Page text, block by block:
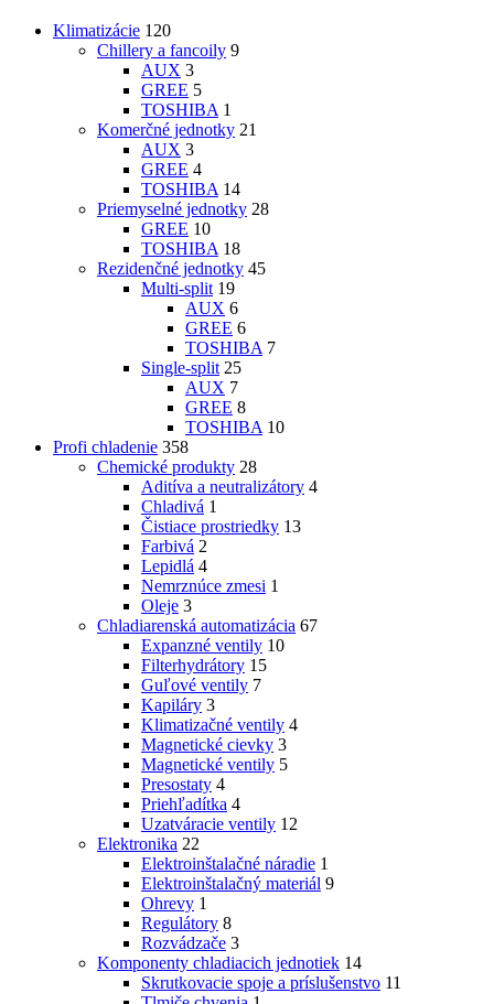
Klimatizácie 120
Chillery a fancoily 9
AUX 3
GREE 5
TOSHIBA 1
Komerčné jednotky 21
AUX 3
GREE 4
TOSHIBA 14
Priemyselné jednotky 28
GREE 10
TOSHIBA 18
Rezidenčné jednotky 45
Multi-split 19
AUX 6
GREE 6
TOSHIBA 7
Single-split 25
AUX 7
GREE 8
TOSHIBA 10
Profi chladenie 358
Chemické produkty 28
Aditíva a neutralizátory 4
Chladivá 1
Čistiace prostriedky 13
Farbivá 2
Lepidlá 4
Nemrznúce zmesi 1
Oleje 3
Chladiarenská automatizácia 67
Expanzné ventily 10
Filterhydrátory 15
Guľové ventily 7
Kapiláry 3
Klimatizačné ventily 4
Magnetické cievky 3
Magnetické ventily 5
Presostaty 4
Priehľadítka 4
Uzatváracie ventily 12
Elektronika 22
Elektroinštalačné náradie 1
Elektroinštalačný materiál 9
Ohrevy 1
Regulátory 8
Rozvádzače 3
Komponenty chladiacich jednotiek 14
Skrutkovacie spoje a príslušenstvo 11